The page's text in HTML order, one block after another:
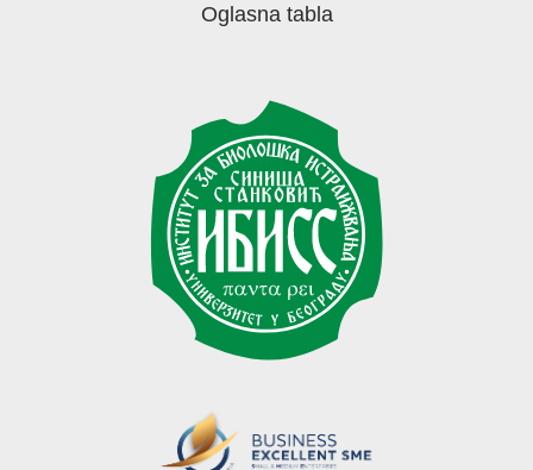
Oglasna tabla